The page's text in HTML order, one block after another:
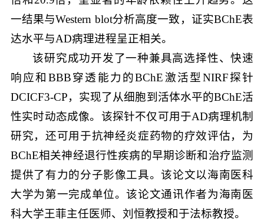
一结果与Western blot分析高度一致，证实BChE表
达水平与AD病理进程呈正相关。
该研究成功开发了一种兼具高选择性、快速
响应和BBB穿透能力的BChE激活型NIRF探针
DCICF3-CP，实现了从细胞到活体水平的BChE活
性实时动态成像。该探针不仅可用于AD病理机制
研究，还可用于抗神经炎症药物的疗效评估，为
BChE相关神经退行性疾病的早期诊断和治疗监测
提供了有力的分子影像工具。该论文以海南医科
大学为第一完成单位。该论文通讯作者为海南医
科大学王菲主任医师、刘恒教授和于法标教授。